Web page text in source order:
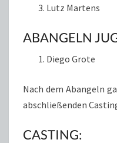
Lutz Martens
ABANGELN
Diego Grote
Nach dem Abangeln
abschließenden
CASTING: